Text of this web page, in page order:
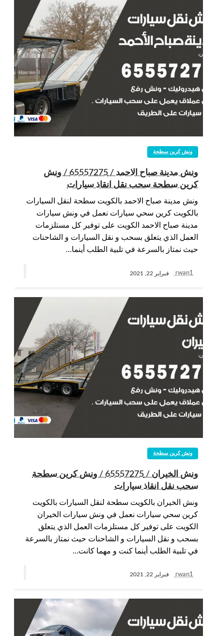
ونش كرين سطحة
ونش مدينة صباح الاحمد / 65557275 / ونش
كرين سطحة سحب نقل انقاذ سيارات
ونش مدينة صباح الاحمد بالكويت سطحة لنقل السيارات
بالكويت كرين سحي سيارات نعمل في ونش سيارات
مدينة صباح الاحمد الكويت على توفير كل مستلزمات
العمل الذي يتعلق بسحب و نقل السيارات و الشاحنات
حيث نمتاز بالسرعة في تلبية الطلب أينما…
rwan1 فبراير 22, 2021
ونش كرين سطحة
ونش الخيران / 65557275 / ونش كرين سطحة
سحب نقل انقاذ سيارات
ونش الخيران بالكويت سطحة لنقل السيارات بالكويت
كرين سحي سيارات نعمل في ونش سيارات الخيران
الكويت على توفير كل مستلزمات العمل الذي يتعلق
بسحب و نقل السيارات و الشاحنات حيث نمتاز بالسرعة
في تلبية الطلب أينما كنت و مهما كانت…
rwan1 فبراير 22, 2021